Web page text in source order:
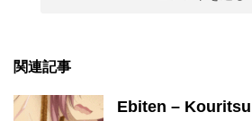
関連記事
Ebiten –